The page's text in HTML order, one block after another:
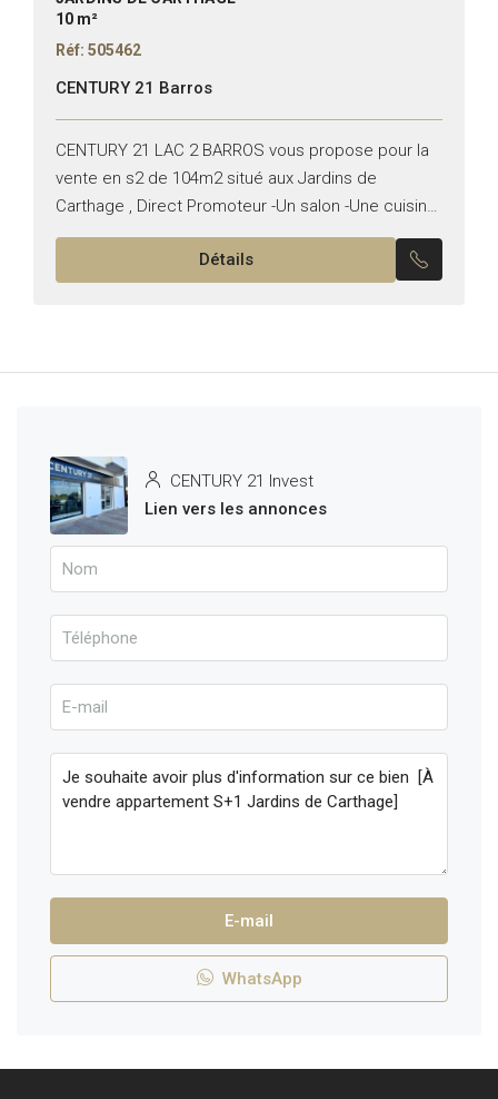
10 m²
Réf: 505462
CENTURY 21 Barros
CENTURY 21 LAC 2 BARROS vous propose pour la
vente en s2 de 104m2 situé aux Jardins de
Carthage , Direct Promoteur -Un salon -Une cuisine
équipée -Une suite parentale -Une chambre...
Détails
CENTURY 21 Invest
Lien vers les annonces
E-mail
WhatsApp